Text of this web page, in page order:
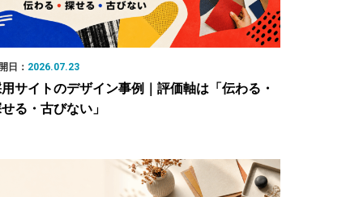
日： 2026.07.23
サイトのデザイン事例｜評価軸は「伝わる・
る・古びない」